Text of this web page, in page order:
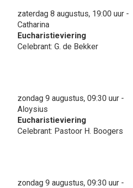
zaterdag 8 augustus, 19:00 uur -
Catharina
Eucharistieviering
Celebrant: G. de Bekker
zondag 9 augustus, 09:30 uur -
Aloysius
Eucharistieviering
Celebrant: Pastoor H. Boogers
zondag 9 augustus, 09:30 uur -